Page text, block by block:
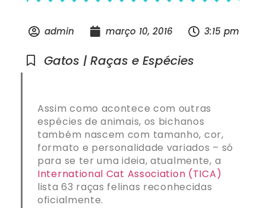
admin março 10, 2016 3:15 pm
Gatos | Raças e Espécies
Assim como acontece com outras
espécies de animais, os bichanos
também nascem com tamanho, cor,
formato e personalidade variados – só
para se ter uma ideia, atualmente, a
International Cat Association (TICA)
lista 63 raças felinas reconhecidas
oficialmente.